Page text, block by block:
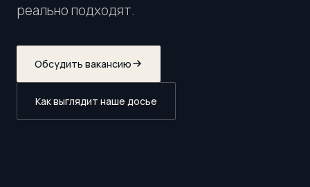
реально подходят.
Обсудить вакансию
Как выглядит наше досье